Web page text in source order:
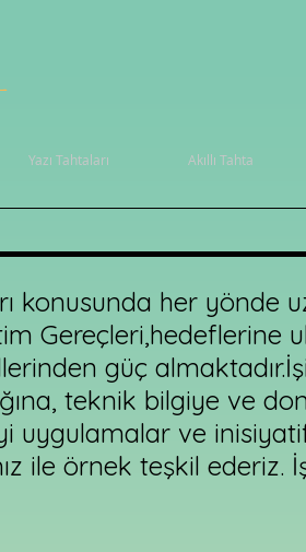
Yazı Tahtaları Akıllı Tahta
konusunda her yönde
Gereçleri,hedeflerine
güç
teknik bilgiye ve
uygulamalar ve
ile örnek teşkil ederiz.